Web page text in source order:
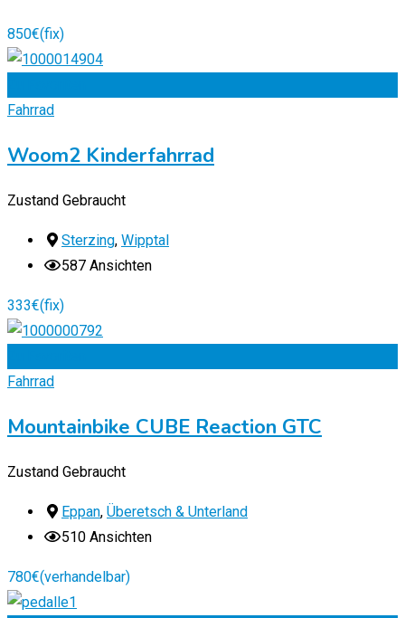
850€(fix)
Fahrrad
Woom2 Kinderfahrrad
Zustand Gebraucht
Sterzing, Wipptal
587 Ansichten
333€(fix)
Fahrrad
Mountainbike CUBE Reaction GTC
Zustand Gebraucht
Eppan, Überetsch & Unterland
510 Ansichten
780€(verhandelbar)